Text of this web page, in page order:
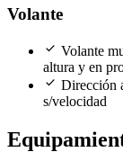
Volante
check Volante
altura y en
check Dirección
s/velocidad